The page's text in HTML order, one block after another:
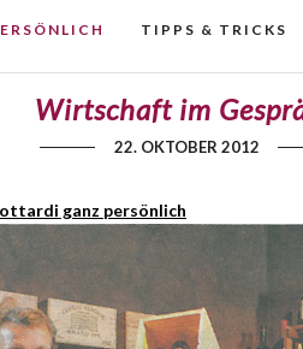
TIPPS & TRICKS
Wirtschaft im
22. OKTOBER 2012
ganz persönlich